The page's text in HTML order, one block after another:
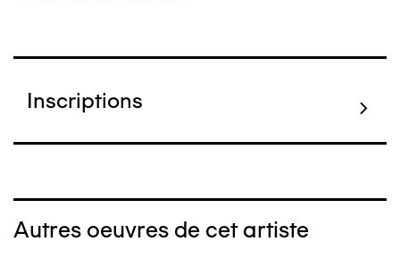
Inscriptions
Autres oeuvres de cet artiste